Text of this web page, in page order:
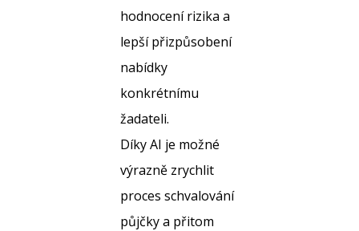
hodnocení rizika a
lepší přizpůsobení
nabídky
konkrétnímu
žadateli.
Díky AI je možné
výrazně zrychlit
proces schvalování
půjčky a přitom